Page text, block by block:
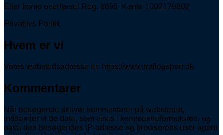
Eller konto overførsel Reg. 6695 Konto 1002179802
Privatlivs Politik
Hvem er vi
Vores webstedsadresse er: https://www.trailogsport.dk.
Kommentarer
Når besøgende skriver kommentarer på webstedet,
indsamler vi de data, som vises i kommentarformularen, og
også den besøgendes IP-adresse og browserens user agent